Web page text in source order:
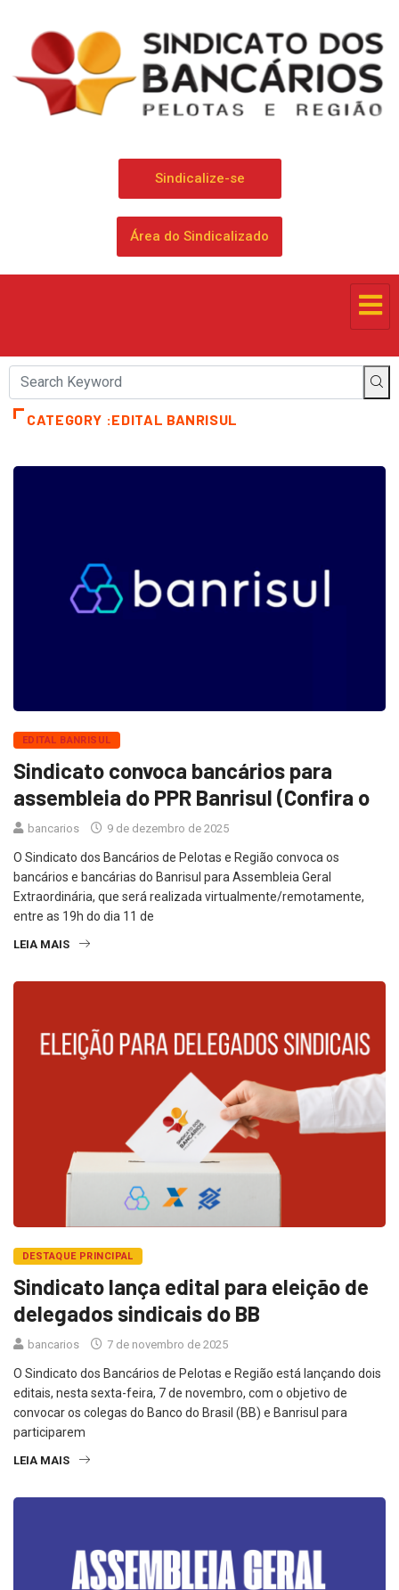
Sindicalize-se
Área do Sindicalizado
CATEGORY :EDITAL BANRISUL
EDITAL BANRISUL
Sindicato convoca bancários para
assembleia do PPR Banrisul (Confira o
bancarios 9 de dezembro de 2025
O Sindicato dos Bancários de Pelotas e Região convoca os
bancários e bancárias do Banrisul para Assembleia Geral
Extraordinária, que será realizada virtualmente/remotamente,
entre as 19h do dia 11 de
LEIA MAIS
DESTAQUE PRINCIPAL
Sindicato lança edital para eleição de
delegados sindicais do BB
bancarios 7 de novembro de 2025
O Sindicato dos Bancários de Pelotas e Região está lançando dois
editais, nesta sexta-feira, 7 de novembro, com o objetivo de
convocar os colegas do Banco do Brasil (BB) e Banrisul para
participarem
LEIA MAIS